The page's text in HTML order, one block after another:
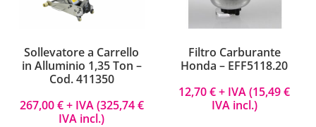
Sollevatore a Carrello
in Alluminio 1,35 Ton –
Cod. 411350
267,00€+ IVA (325,74€
IVA incl.)
Filtro Carburante
Honda – EFF5118.20
12,70€+ IVA (15,49€
IVA incl.)